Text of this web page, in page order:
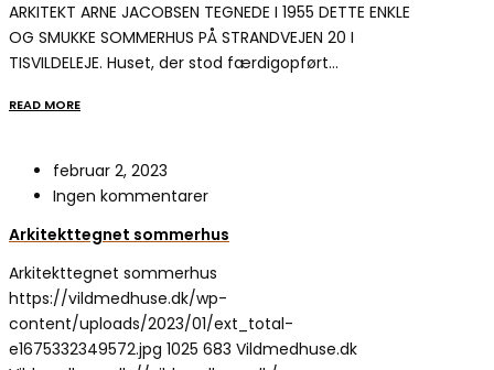
ARKITEKT ARNE JACOBSEN TEGNEDE I 1955 DETTE ENKLE
OG SMUKKE SOMMERHUS PÅ STRANDVEJEN 20 I
TISVILDELEJE. Huset, der stod færdigopført…
READ MORE
februar 2, 2023
Ingen kommentarer
Arkitekttegnet sommerhus
Arkitekttegnet sommerhus
https://vildmedhuse.dk/wp-
content/uploads/2023/01/ext_total-
e1675332349572.jpg 1025 683 Vildmedhuse.dk